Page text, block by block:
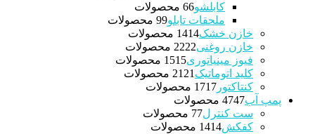
کابلشو 66 محصولات
ملحقات تابلو 99 محصولات
خازن خشک
1414 محصولات
خازن روغنی
2222 محصولات
فیوز مینیاتوری
1515 محصولات
کلید اتوماتیک
21 21 محصولات
کنتاکتور
1717 محصولات
پمپ آب
4747 محصولات
ست کنترل 77 محصولات
کفکش
1414 محصولات